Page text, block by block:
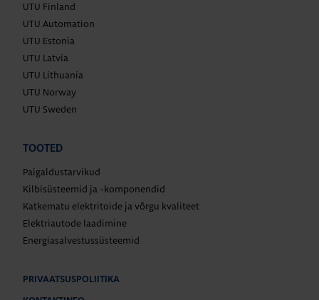
UTU Finland
UTU Automation
UTU Estonia
UTU Latvia
UTU Lithuania
UTU Norway
UTU Sweden
TOOTED
Paigaldustarvikud
Kilbisüsteemid ja -komponendid
Katkematu elektritoide ja võrgu kvaliteet
Elektriautode laadimine
Energiasalvestussüsteemid
PRIVAATSUSPOLIITIKA